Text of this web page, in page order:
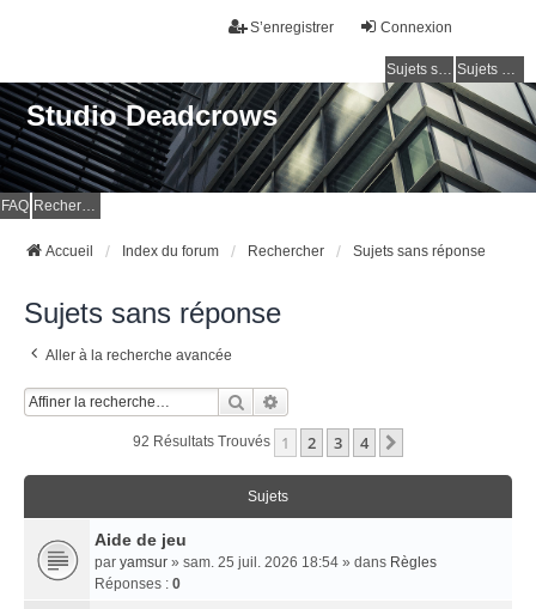
Connexion
S’enregistrer
Sujets sans réponse Sujets actifs
Studio Deadcrows
FAQ Rechercher
Accueil Index du forum Rechercher Sujets sans réponse
Sujets sans réponse
Aller à la recherche avancée
Rechercher
92 Résultats Trouvés 1 2 3 4
Sujets
Aide de jeu
par yamsur » sam. 25 juil. 2026 18:54 » dans Règles
Réponses : 0